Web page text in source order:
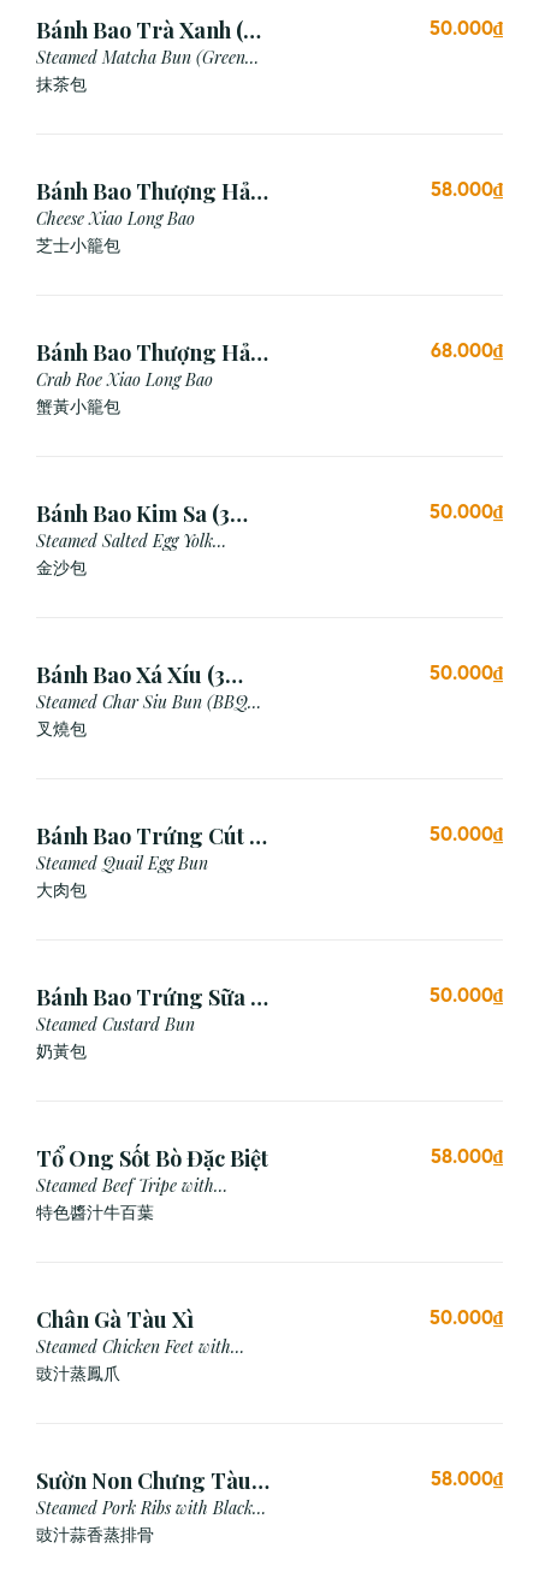
Bánh Bao Trà Xanh (3
Cái)
Steamed Matcha Bun (Green
Tea Bun)
抹茶包
50.000₫
Bánh Bao Thượng Hải
Phô Mai (3 Viên)
Cheese Xiao Long Bao
芝士小籠包
58.000₫
Bánh Bao Thượng Hải
Gạch Cua (3 Viên)
Crab Roe Xiao Long Bao
蟹黃小籠包
68.000₫
Bánh Bao Kim Sa (3
Cái)
Steamed Salted Egg Yolk
Custard Bun
金沙包
50.000₫
Bánh Bao Xá Xíu (3
Cái)
Steamed Char Siu Bun (BBQ
Pork Bun)
叉燒包
50.000₫
Bánh Bao Trứng Cút (3
Cái)
Steamed Quail Egg Bun
大肉包
50.000₫
Bánh Bao Trứng Sữa (3
Cái)
Steamed Custard Bun
奶黃包
50.000₫
Tổ Ong Sốt Bò Đặc Biệt
Steamed Beef Tripe with
Special Sauce
特色醬汁牛百葉
58.000₫
Chân Gà Tàu Xì
Steamed Chicken Feet with
Black Bean Sauce
豉汁蒸鳳爪
50.000₫
Sườn Non Chưng Tàu
Xì Tỏi
Steamed Pork Ribs with Black
Bean & Garlic Sauce
豉汁蒜香蒸排骨
58.000₫